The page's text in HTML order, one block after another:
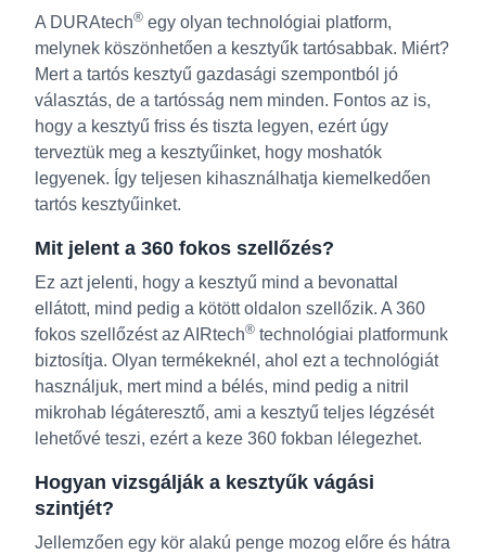
A DURAtech® egy olyan technológiai platform,
melynek köszönhetően a kesztyűk tartósabbak. Miért?
Mert a tartós kesztyű gazdasági szempontból jó
választás, de a tartósság nem minden. Fontos az is,
hogy a kesztyű friss és tiszta legyen, ezért úgy
terveztük meg a kesztyűinket, hogy moshatók
legyenek. Így teljesen kihasználhatja kiemelkedően
tartós kesztyűinket.
Mit jelent a 360 fokos szellőzés?
Ez azt jelenti, hogy a kesztyű mind a bevonattal
ellátott, mind pedig a kötött oldalon szellőzik. A 360
fokos szellőzést az AIRtech® technológiai platformunk
biztosítja. Olyan termékeknél, ahol ezt a technológiát
használjuk, mert mind a bélés, mind pedig a nitril
mikrohab légáteresztő, ami a kesztyű teljes légzését
lehetővé teszi, ezért a keze 360 fokban lélegezhet.
Hogyan vizsgálják a kesztyűk vágási
szintjét?
Jellemzően egy kör alakú penge mozog előre és hátra